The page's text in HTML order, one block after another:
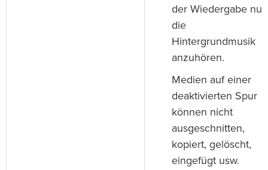
der Wiedergabe nur
die
Hintergrundmusik
anzuhören.
Medien auf einer
deaktivierten Spur
können nicht
ausgeschnitten,
kopiert, gelöscht,
eingefügt usw.